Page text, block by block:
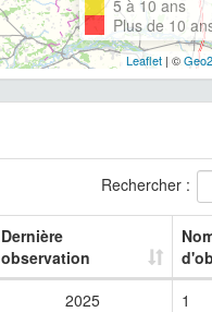
5 à 10 ans
Plus de 10
Leaflet| ©
Rechercher :
Dernière
observation
2025
1